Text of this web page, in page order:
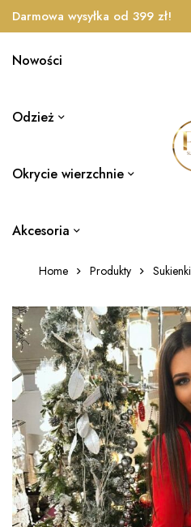
Darmowa wysyłka od 399 zł!
Nowości
Odzież
Okrycie wierzchnie
Akcesoria
Home Produkty Sukienki